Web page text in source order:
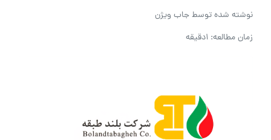
نوشته شده توسطجاب ویژن
زمان مطالعه: 1دقیقه